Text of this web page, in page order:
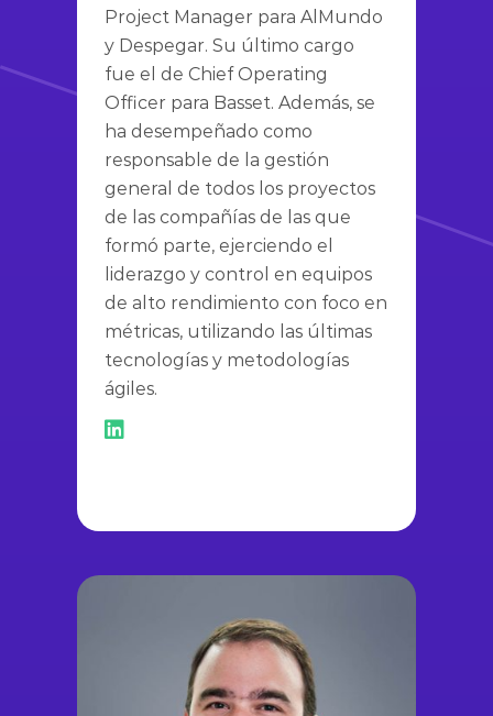
Project Manager para AlMundo
y Despegar. Su último cargo
fue el de Chief Operating
Officer para Basset. Además, se
ha desempeñado como
responsable de la gestión
general de todos los proyectos
de las compañías de las que
formó parte, ejerciendo el
liderazgo y control en equipos
de alto rendimiento con foco en
métricas, utilizando las últimas
tecnologías y metodologías
ágiles.